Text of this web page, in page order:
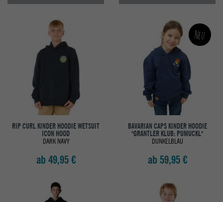
RIP CURL KINDER HOODIE WETSUIT
ICON HOOD
DARK NAVY
ab 49,95 €
Neu
BAVARIAN CAPS KINDER HOODIE
"GRANTLER KLUB: PUMUCKL"
DUNKELBLAU
ab 59,95 €